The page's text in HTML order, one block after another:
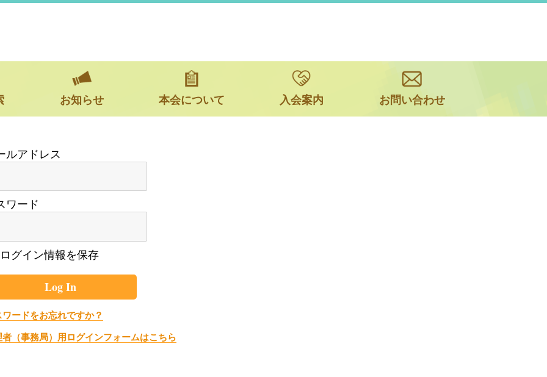
お知らせ 本会について 入会案内 お問い合わせ
ワード
ログイン情報を保存
ワードをお忘れですか？
者（事務局）用ログインフォームはこちら